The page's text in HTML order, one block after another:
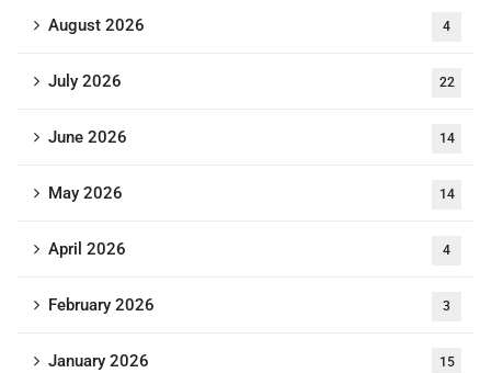
August 2026 4
July 2026 22
June 2026 14
May 2026 14
April 2026 4
February 2026 3
January 2026 15